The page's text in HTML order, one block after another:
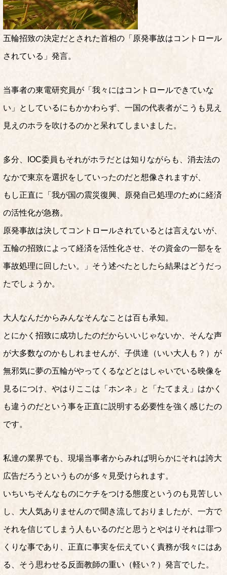
五輪招致の決定だとされた首相の「原発事故はコントロール
されている」発言。
当事者の東電研究員が「我々にはコントロールできていな
い」としているにもかかわらず、一国の代表者がこうも見え
見えのホラを吹けるのかと呆れてしまいました。
多分、IOC委員もそれがホラだとは知りながらも、消去法の
なかで東京を選択をしていったのだと想像されますが、
もし正直に「我が国の震災復興、原発自己処理のために経済
の活性化が急務。
原発事故は決してコントロールされているとは言えないが、
五輪の招致によって経済を活性化させ、その資金の一部をを
事故処理に回したい。」そう述べたとしたら結果はどうだっ
たでしょうか。
大人なんだからみんなそんなことは百も承知。
とにかく招致に成功したのだからいいじゃないか、そんな声
が大多数なのかもしれませんが、子供達（いい大人も？）が
無邪気に夢の五輪がやってくるなどとはしゃいでいる映像を
見るにつけ、やはりここは「ホンネ」と「たてまえ」はかく
も違うのだという事を正直に説明する必要性を強く感じたの
です。
私達の業界でも、現場当事者からみれば明らかにそれは誇大
広告だろうというものが多々見受けられます。
いちいちそんなものにケチをつける態度というのも見苦しい
し、大人気ありませんので聞き流しておりましたが、一方で
それを信じてしまう人もいるのだと思うとやはりそれは罪つ
くりな事であり、正直に事実を伝えていく責務が我々にはあ
る、そう思わせる反面教師の重い（軽い？）発言でした。